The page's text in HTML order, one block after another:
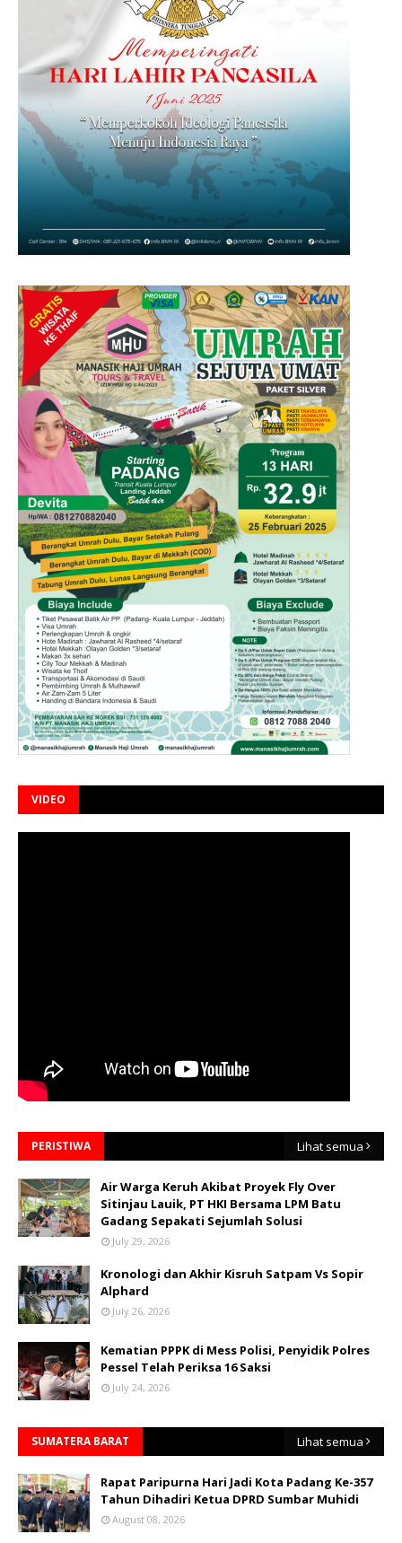
VIDEO
PERISTIWA Lihat semua
Air Warga Keruh Akibat Proyek Fly Over
Sitinjau Lauik, PT HKI Bersama LPM Batu
Gadang Sepakati Sejumlah Solusi
July 29, 2026
Kronologi dan Akhir Kisruh Satpam Vs Sopir
Alphard
July 26, 2026
Kematian PPPK di Mess Polisi, Penyidik Polres
Pessel Telah Periksa 16 Saksi
July 24, 2026
SUMATERA BARAT Lihat semua
Rapat Paripurna Hari Jadi Kota Padang Ke-357
Tahun Dihadiri Ketua DPRD Sumbar Muhidi
August 08, 2026